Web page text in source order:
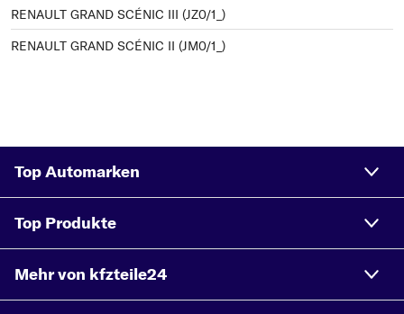
RENAULT GRAND SCÉNIC III (JZ0/1_)
RENAULT GRAND SCÉNIC II (JM0/1_)
Top Automarken
Top Produkte
Mehr von kfzteile24